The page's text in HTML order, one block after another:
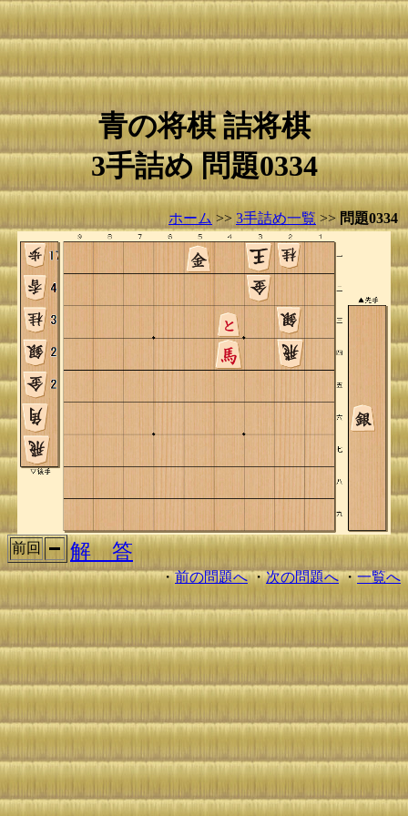
青の将棋 詰将棋
3手詰め 問題0334
ホーム >> 3手詰め一覧 >> 問題0334
前回 解 答
・前の問題へ・次の問題へ・一覧へ